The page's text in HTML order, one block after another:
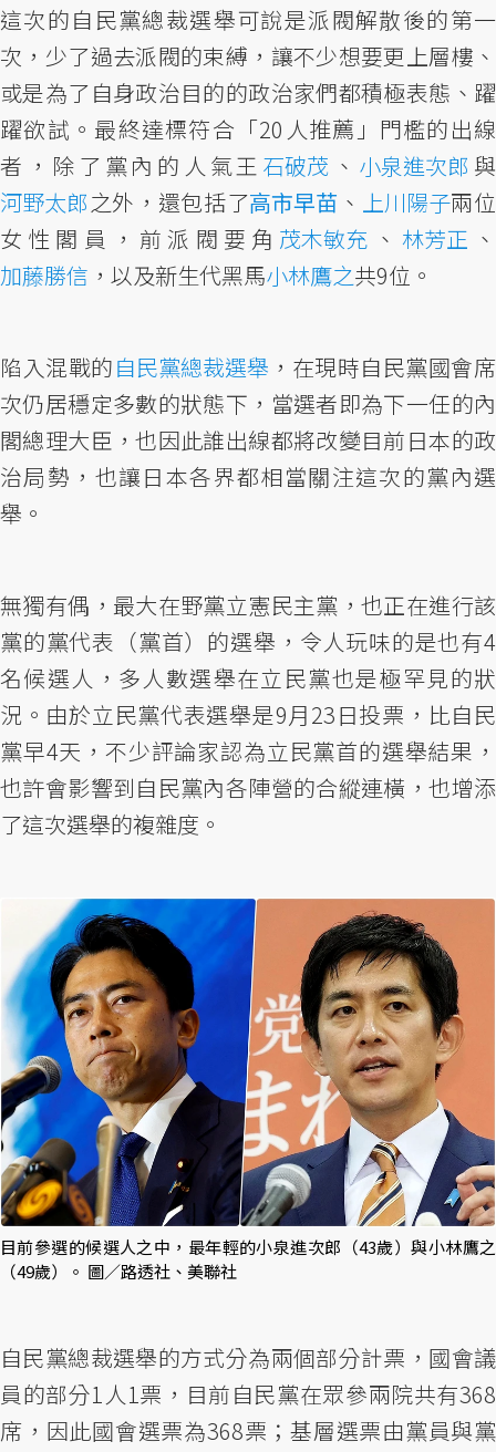
這次的自民黨總裁選舉可說是派閥解散後的第一
次，少了過去派閥的束縛，讓不少想要更上層樓、
或是為了自身政治目的的政治家們都積極表態、躍
躍欲試。最終達標符合「20人推薦」門檻的出線
者，除了黨內的人氣王 石破茂、 小泉進次郎 與
河野太郎之外，還包括了高市早苗 、 上川陽子兩位
女性閣員，前派閥要角 茂木敏充 、 林芳正 、
加藤勝信 ，以及新生代黑馬小林鷹之共9位。
陷入混戰的自民黨總裁選舉 ，在現時自民黨國會席
次仍居穩定多數的狀態下，當選者即為下一任的內
閣總理大臣，也因此誰出線都將改變目前日本的政
治局勢，也讓日本各界都相當關注這次的黨內選
舉。
無獨有偶，最大在野黨立憲民主黨，也正在進行該
黨的黨代表（黨首）的選舉，令人玩味的是也有4
名候選人，多人數選舉在立民黨也是極罕見的狀
況。由於立民黨代表選舉是9月23日投票，比自民
黨早4天，不少評論家認為立民黨首的選舉結果，
也許會影響到自民黨內各陣營的合縱連橫，也增添
了這次選舉的複雜度。
目前參選的候選人之中，最年輕的小泉進次郎（43歲）與小林鷹之
（49歲）。 圖／路透社、美聯社
自民黨總裁選舉的方式分為兩個部分計票，國會議
員的部分1人1票，目前自民黨在眾參兩院共有368
席，因此國會選票為368票；基層選票由黨員與黨